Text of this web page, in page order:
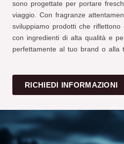
sono progettate per portare
viaggio. Con fragranze
sviluppiamo prodotti che
con ingredienti di alta qualità e
perfettamente al tuo brand o alla
RICHIEDI INFORMAZIONI